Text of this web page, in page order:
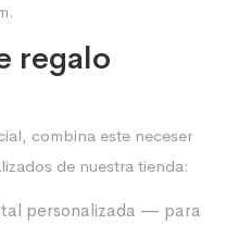
regalo
combina este neceser
de nuestra tienda:
personalizada — para